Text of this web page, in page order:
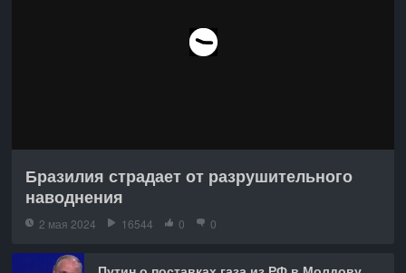
Бразилия страдает от разрушительного
наводнения
2 мая 2024 16544 0 0